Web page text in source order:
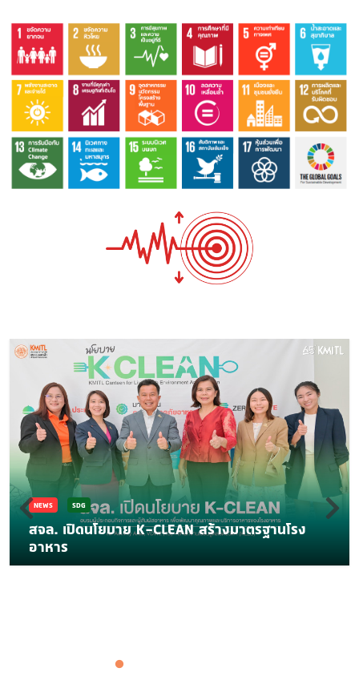
Image
NEWS SDG
สจล. เปิดนโยบาย K-CLEAN สร้างมาตรฐานโรง
อาหาร